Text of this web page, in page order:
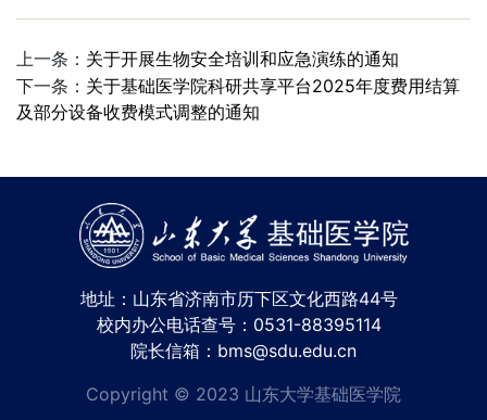
上一条： 关于开展生物安全培训和应急演练的通知
下一条： 关于基础医学院科研共享平台2025年度费用结算
及部分设备收费模式调整的通知
地址：山东省济南市历下区文化西路44号
校内办公电话查号：0531-88395114
院长信箱：bms@sdu.edu.cn
Copyright © 2023 山东大学基础医学院